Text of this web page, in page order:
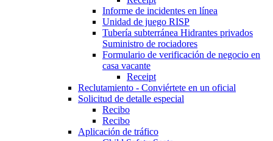
Informe de incidentes en línea
Unidad de juego RISP
Tubería subterránea Hidrantes privados
Suministro de rociadores
Formulario de verificación de negocio en
casa vacante
Receipt
Reclutamiento - Conviértete en un oficial
Solicitud de detalle especial
Recibo
Recibo
Aplicación de tráfico